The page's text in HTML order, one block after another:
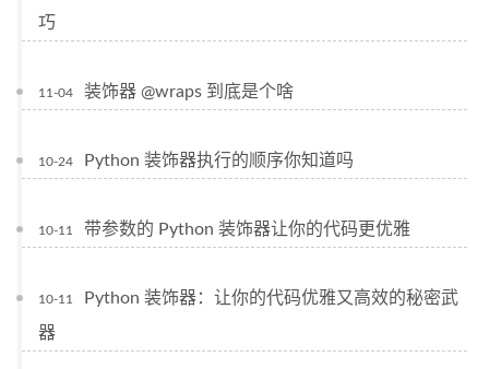
巧
11-04 装饰器 @wraps 到底是个啥
10-24 Python 装饰器执行的顺序你知道吗
10-11 带参数的 Python 装饰器让你的代码更优雅
10-11
Python 装饰器：让你的代码优雅又高效的秘密武
器